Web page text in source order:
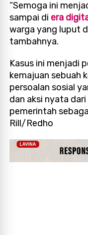
“Semoga ini
sampai di era
warga yang luput
tambahnya.
Kasus ini menjadi
kemajuan sebuah
persoalan sosial
dan aksi nyata
pemerintah
Rill/Redho